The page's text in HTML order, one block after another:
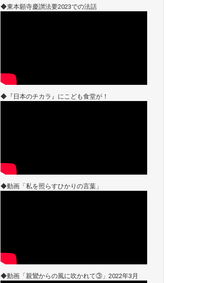
◆東本願寺慶讃法要2023での法話
◆『日本のチカラ』にこども食堂が！
◆動画「私を照らすひかりの言葉」
◆動画「親鸞からの風に吹かれて③」2022年3月